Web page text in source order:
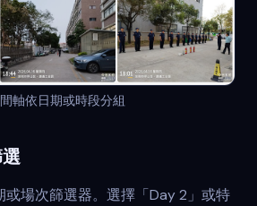
軸依日期或時段分組
或場次篩選器。選擇「Day 2」或特